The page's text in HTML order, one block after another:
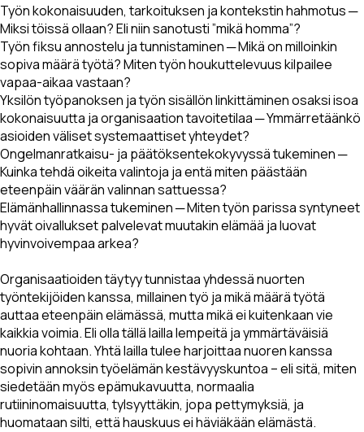
Työn kokonaisuuden, tarkoituksen ja kontekstin hahmotus ─
Miksi töissä ollaan? Eli niin sanotusti ”mikä homma”?
Työn fiksu annostelu ja tunnistaminen ─ Mikä on milloinkin
sopiva määrä työtä? Miten työn houkuttelevuus kilpailee
vapaa-aikaa vastaan?
Yksilön työpanoksen ja työn sisällön linkittäminen osaksi isoa
kokonaisuutta ja organisaation tavoitetilaa ─ Ymmärretäänkö
asioiden väliset systemaattiset yhteydet?
Ongelmanratkaisu- ja päätöksentekokyvyssä tukeminen ─
Kuinka tehdä oikeita valintoja ja entä miten päästään
eteenpäin väärän valinnan sattuessa?
Elämänhallinnassa tukeminen ─ Miten työn parissa syntyneet
hyvät oivallukset palvelevat muutakin elämää ja luovat
hyvinvoivempaa arkea?
Organisaatioiden täytyy tunnistaa yhdessä nuorten
työntekijöiden kanssa, millainen työ ja mikä määrä työtä
auttaa eteenpäin elämässä, mutta mikä ei kuitenkaan vie
kaikkia voimia. Eli olla tällä lailla lempeitä ja ymmärtäväisiä
nuoria kohtaan. Yhtä lailla tulee harjoittaa nuoren kanssa
sopivin annoksin työelämän kestävyyskuntoa – eli sitä, miten
siedetään myös epämukavuutta, normaalia
rutiininomaisuutta, tylsyyttäkin, jopa pettymyksiä, ja
huomataan silti, että hauskuus ei häviäkään elämästä.